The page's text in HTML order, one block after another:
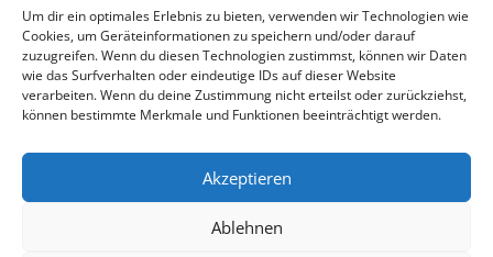
Um dir ein optimales Erlebnis zu bieten, verwenden wir Technologien wie
Cookies, um Geräteinformationen zu speichern und/oder darauf
zuzugreifen. Wenn du diesen Technologien zustimmst, können wir Daten
wie das Surfverhalten oder eindeutige IDs auf dieser Website
verarbeiten. Wenn du deine Zustimmung nicht erteilst oder zurückziehst,
können bestimmte Merkmale und Funktionen beeinträchtigt werden.
Akzeptieren
Ablehnen
ADMIN
Anmelden
Eintrags-Feed
Datenschutz und Cookies: Diese Website verwendet Cookies. Wenn du
die Website weiterhin nutzt, stimmst du der Verwendung von Cookies
Weitere Informationen, beispielsweise zur Kontrolle von Cookies,